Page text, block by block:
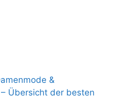
&
Übersicht der besten